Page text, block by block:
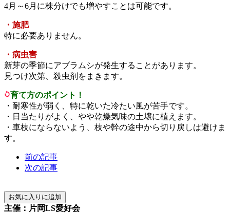
4月～6月に株分けでも増やすことは可能です。
・施肥
特に必要ありません。
・病虫害
新芽の季節にアブラムシが発生することがあります。
見つけ次第、殺虫剤をまきます。
育て方のポイント！
・耐寒性が弱く、特に乾いた冷たい風が苦手です。
・日当たりがよく、やや乾燥気味の土壌に植えます。
・車枝にならないよう、枝や幹の途中から切り戻しは避けま
す。
前の記事
次の記事
主催：片岡LS愛好会